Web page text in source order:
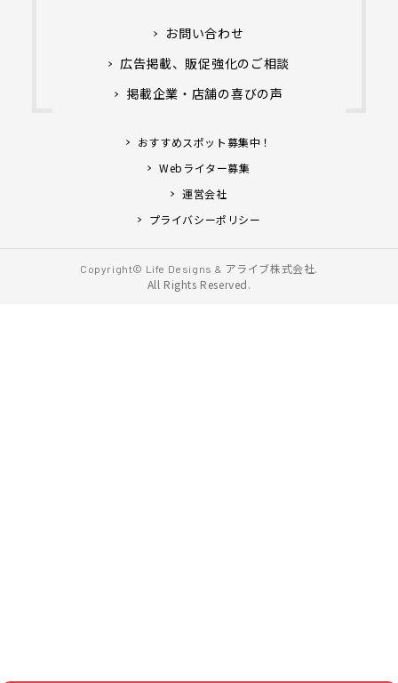
お問い合わせ
広告掲載、販促強化のご相談
掲載企業・店舗の喜びの声
おすすめスポット募集中！
Webライター募集
運営会社
プライバシーポリシー
Copyright© Life Designs & アライブ株式会社.
All Rights Reserved.